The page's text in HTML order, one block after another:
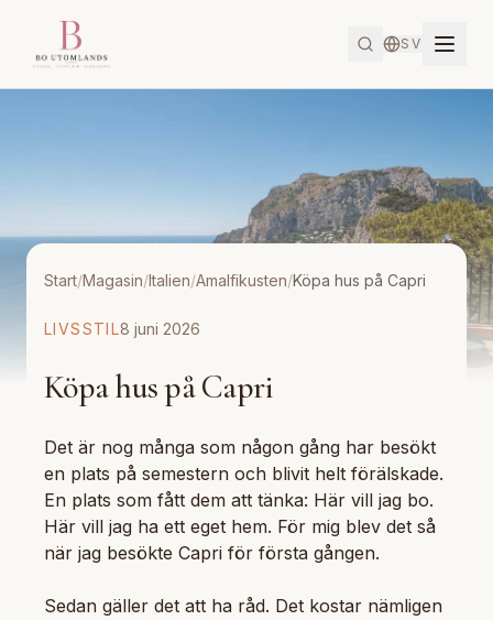
SV
Start/Magasin/Italien/Amalfikusten/Köpa hus på Capri
LIVSSTIL8 juni 2026
Köpa hus på Capri
Det är nog många som någon gång har besökt
en plats på semestern och blivit helt förälskade.
En plats som fått dem att tänka: Här vill jag bo.
Här vill jag ha ett eget hem. För mig blev det så
när jag besökte Capri för första gången.
Sedan gäller det att ha råd. Det kostar nämligen